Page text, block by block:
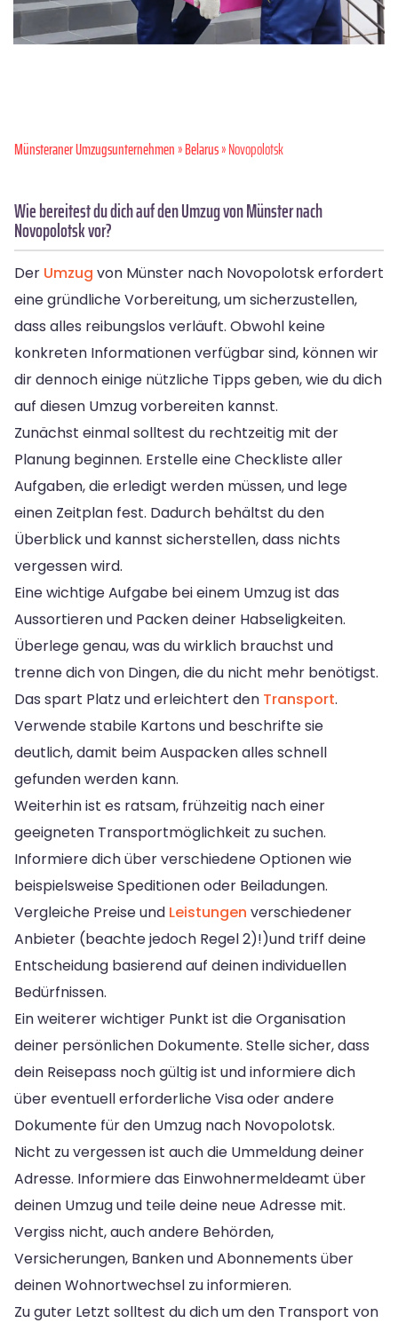
Münsteraner Umzugsunternehmen»Belarus» Novopolotsk
Wie bereitest du dich auf den Umzug von Münster nach
Novopolotsk vor?
Der Umzug von Münster nach Novopolotsk erfordert
eine gründliche Vorbereitung, um sicherzustellen,
dass alles reibungslos verläuft. Obwohl keine
konkreten Informationen verfügbar sind, können wir
dir dennoch einige nützliche Tipps geben, wie du dich
auf diesen Umzug vorbereiten kannst.
Zunächst einmal solltest du rechtzeitig mit der
Planung beginnen. Erstelle eine Checkliste aller
Aufgaben, die erledigt werden müssen, und lege
einen Zeitplan fest. Dadurch behältst du den
Überblick und kannst sicherstellen, dass nichts
vergessen wird.
Eine wichtige Aufgabe bei einem Umzug ist das
Aussortieren und Packen deiner Habseligkeiten.
Überlege genau, was du wirklich brauchst und
trenne dich von Dingen, die du nicht mehr benötigst.
Das spart Platz und erleichtert den Transport.
Verwende stabile Kartons und beschrifte sie
deutlich, damit beim Auspacken alles schnell
gefunden werden kann.
Weiterhin ist es ratsam, frühzeitig nach einer
geeigneten Transportmöglichkeit zu suchen.
Informiere dich über verschiedene Optionen wie
beispielsweise Speditionen oder Beiladungen.
Vergleiche Preise und Leistungen verschiedener
Anbieter (beachte jedoch Regel 2)!)und triff deine
Entscheidung basierend auf deinen individuellen
Bedürfnissen.
Ein weiterer wichtiger Punkt ist die Organisation
deiner persönlichen Dokumente. Stelle sicher, dass
dein Reisepass noch gültig ist und informiere dich
über eventuell erforderliche Visa oder andere
Dokumente für den Umzug nach Novopolotsk.
Nicht zu vergessen ist auch die Ummeldung deiner
Adresse. Informiere das Einwohnermeldeamt über
deinen Umzug und teile deine neue Adresse mit.
Vergiss nicht, auch andere Behörden,
Versicherungen, Banken und Abonnements über
deinen Wohnortwechsel zu informieren.
Zu guter Letzt solltest du dich um den Transport von